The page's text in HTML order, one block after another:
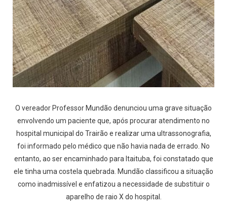
O vereador Professor Mundão denunciou uma grave situação
envolvendo um paciente que, após procurar atendimento no
hospital municipal do Trairão e realizar uma ultrassonografia,
foi informado pelo médico que não havia nada de errado. No
entanto, ao ser encaminhado para Itaituba, foi constatado que
ele tinha uma costela quebrada. Mundão classificou a situação
como inadmissível e enfatizou a necessidade de substituir o
aparelho de raio X do hospital.